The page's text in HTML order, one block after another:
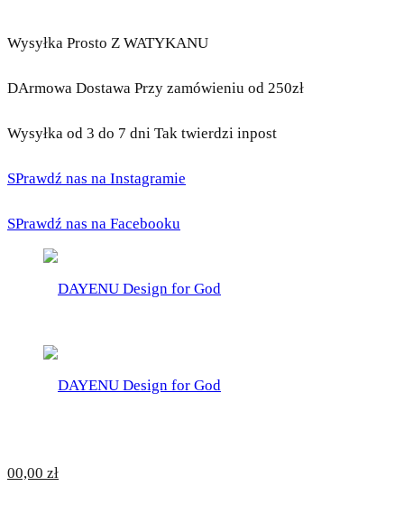
Wysyłka Prosto Z WATYKANU
DArmowa Dostawa Przy zamówieniu od 250zł
Wysyłka od 3 do 7 dni Tak twierdzi inpost
SPrawdź nas na Instagramie
SPrawdź nas na Facebooku
DAYENU
00,00 zł